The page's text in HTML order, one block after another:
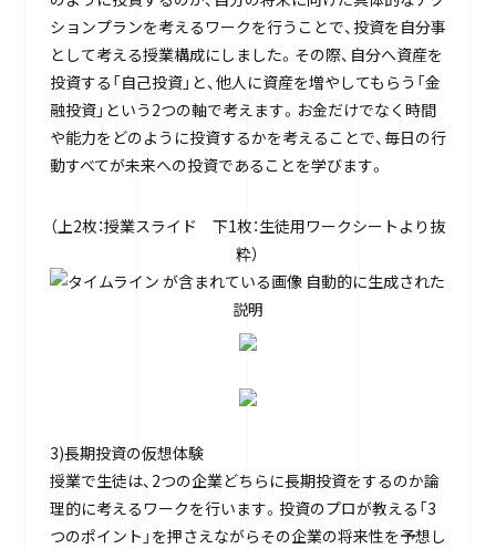
ションプランを考えるワークを行うことで、投資を自分事
として考える授業構成にしました。その際、自分へ資産を
投資する「自己投資」と、他人に資産を増やしてもらう「金
融投資」という2つの軸で考えます。お金だけでなく時間
や能力をどのように投資するかを考えることで、毎日の行
動すべてが未来への投資であることを学びます。
（上2枚：授業スライド 下1枚：生徒用ワークシートより抜
粋）
3)長期投資の仮想体験
授業で生徒は、2つの企業どちらに長期投資をするのか論
理的に考えるワークを行います。投資のプロが教える「3
つのポイント」を押さえながらその企業の将来性を予想し